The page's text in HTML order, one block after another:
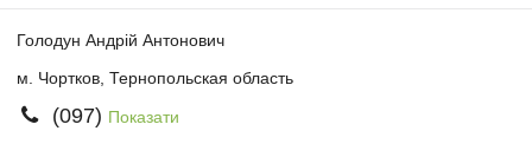
Голодун Андрій Антонович
м. Чортков, Тернопольская область
(097) Показати